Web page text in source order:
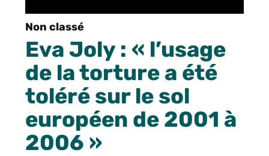
Non classé
Eva Joly : « l’usage
de la torture a été
toléré sur le sol
européen de 2001 à
2006 »